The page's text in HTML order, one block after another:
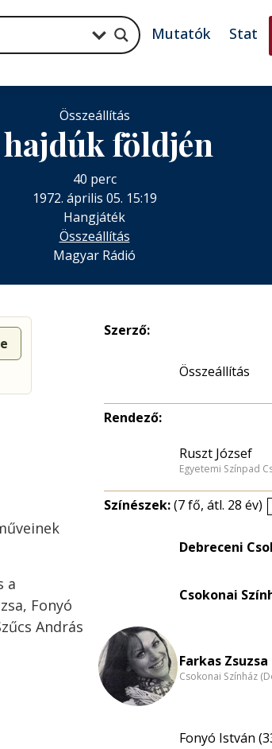
Mutatók Stat
Összeállítás
földjén
40 perc
1972. április 05. 15:19
Hangjáték
Összeállítás
Magyar Rádió
a
Fonyó
András
Szerző:
Összeállítás
Rendező:
Ruszt József
Egyetemi Színpad
Színészek:(7 fő, átl. 28 év)
Debreceni
Csokonai
Farkas Zsuzsa
Csokonai Színház
Fonyó István